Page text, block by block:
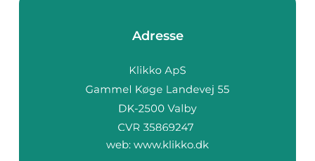
Adresse
web: www.klikko.dk